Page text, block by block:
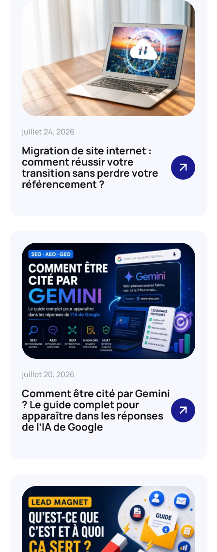
juillet 24, 2026
Migration de site internet :
comment réussir votre
transition sans perdre votre
référencement ?
juillet 20, 2026
Comment être cité par Gemini
? Le guide complet pour
apparaître dans les réponses
de l’IA de Google